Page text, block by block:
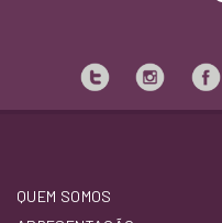
QUEM SOMOS